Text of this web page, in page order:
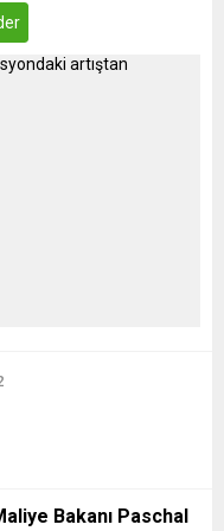
Bakanı Paschal